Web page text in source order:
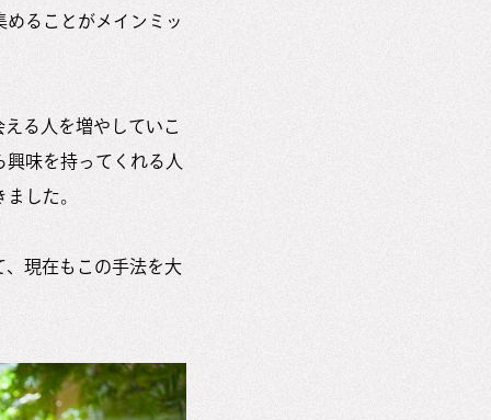
ることがメインミッ
る人を増やしていこ
味を持ってくれる人
した。
現在もこの手法を大